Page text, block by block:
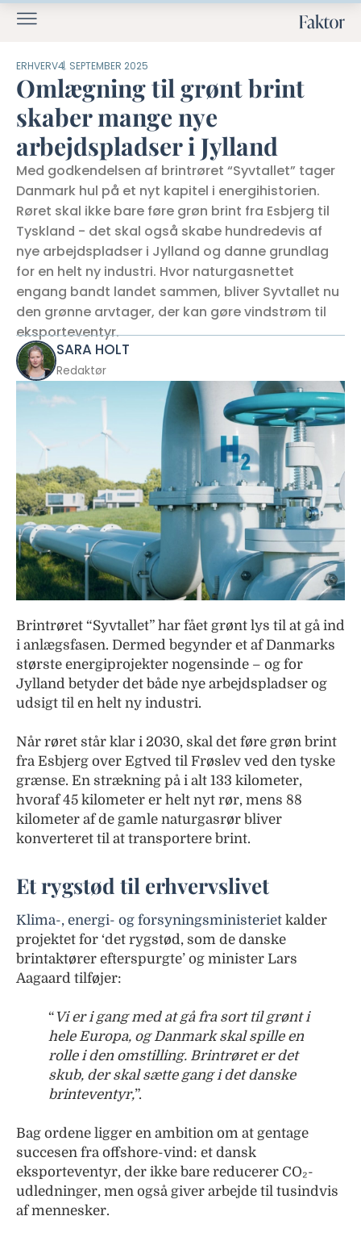
ERHVERV4. SEPTEMBER 2025
Omlægning til grønt brint
skaber mange nye
arbejdspladser i Jylland
Med godkendelsen af brintrøret “Syvtallet” tager
Danmark hul på et nyt kapitel i energihistorien.
Røret skal ikke bare føre grøn brint fra Esbjerg til
Tyskland - det skal også skabe hundredevis af
nye arbejdspladser i Jylland og danne grundlag
for en helt ny industri. Hvor naturgasnettet
engang bandt landet sammen, bliver Syvtallet nu
den grønne arvtager, der kan gøre vindstrøm til
eksporteventyr.
SARA HOLT
Redaktør
Brintrøret “Syvtallet” har fået grønt lys til at gå ind
i anlægsfasen. Dermed begynder et af Danmarks
største energiprojekter nogensinde – og for
Jylland betyder det både nye arbejdspladser og
udsigt til en helt ny industri.
Når røret står klar i 2030, skal det føre grøn brint
fra Esbjerg over Egtved til Frøslev ved den tyske
grænse. En strækning på i alt 133 kilometer,
hvoraf 45 kilometer er helt nyt rør, mens 88
kilometer af de gamle naturgasrør bliver
konverteret til at transportere brint.
Et rygstød til erhvervslivet
Klima-, energi- og forsyningsministeriet kalder
projektet for ‘det rygstød, som de danske
brintaktører efterspurgte’ og minister Lars
Aagaard tilføjer:
“Vi er i gang med at gå fra sort til grønt i
hele Europa, og Danmark skal spille en
rolle i den omstilling. Brintrøret er det
skub, der skal sætte gang i det danske
brinteventyr,”.
Bag ordene ligger en ambition om at gentage
succesen fra offshore-vind: et dansk
eksporteventyr, der ikke bare reducerer CO₂-
udledninger, men også giver arbejde til tusindvis
af mennesker.